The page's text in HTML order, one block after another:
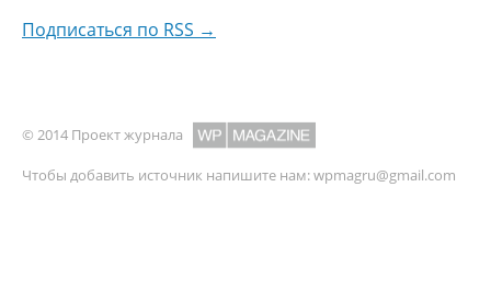
Подписаться по RSS →
© 2014 Проект журнала
Чтобы добавить источник напишите нам:wpmagru@gmail.com